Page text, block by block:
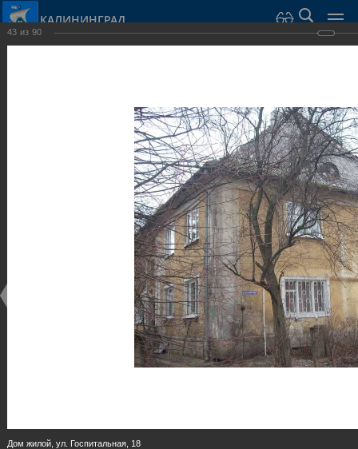
КАЛИНИНГРАД
Достопримечательности
43 из 90
Дом жилой, ул. Госпитальная, 18